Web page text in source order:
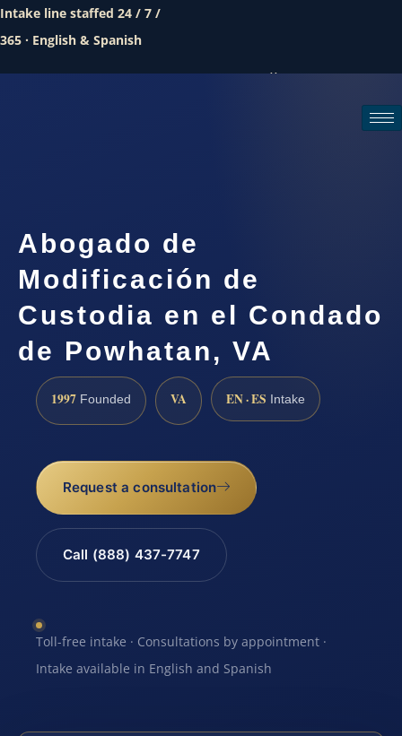
Intake line staffed 24 / 7 /
365 · English & Spanish
Call (888) 437-7747
Abogado de
Modificación de
Custodia en el Condado
de Powhatan, VA
1997 Founded VA EN · ES Intake
Request a consultation
Call (888) 437-7747
Toll-free intake · Consultations by appointment ·
Intake available in English and Spanish